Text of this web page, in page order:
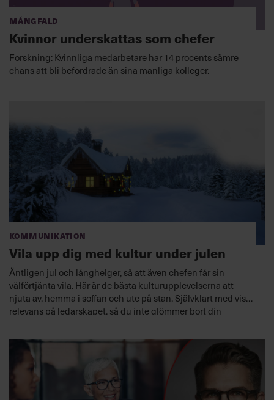
Mångfald
Kvinnor underskattas som chefer
Forskning: Kvinnliga medarbetare har 14 procents sämre
chans att bli ­befordrade än sina manliga kolleger.
Kommunikation
Vila upp dig med kultur under julen
Äntligen jul och långhelger, så att även chefen får sin
välförtjänta vila. Här är de bästa kulturupplevelserna att
njuta av, hemma i soffan och ute på stan. Självklart med viss
relevans på ledarskapet, så du inte glömmer bort din